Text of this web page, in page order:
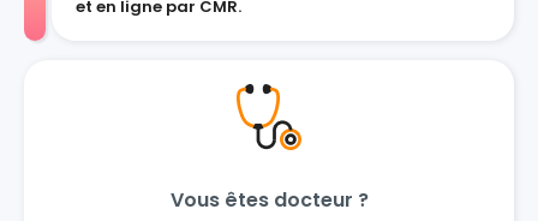
et en ligne par CMR.
Vous êtes docteur ?